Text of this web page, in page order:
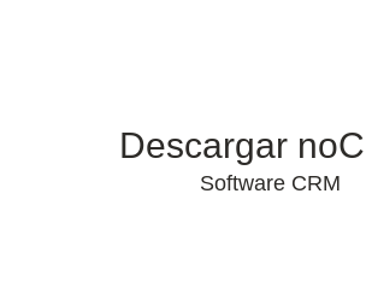
Descargar
Software CRM